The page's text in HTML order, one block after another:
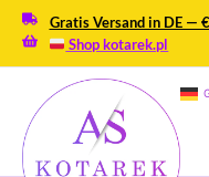
Gratis Versand in DE —
Shop kotarek.pl